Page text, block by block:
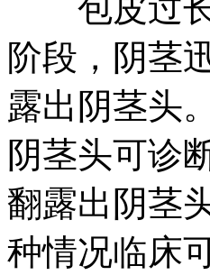
包皮过长
阶段，阴茎
露出阴茎头
阴茎头可诊
翻露出阴茎
种情况临床